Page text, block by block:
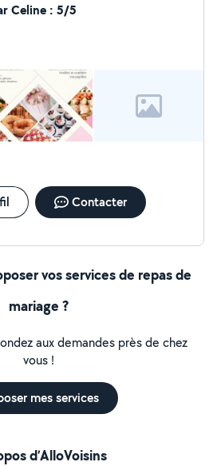
Celine : 5/5
Contacter
vos services de repas de
mariage ?
aux demandes près de chez
vous !
mes services
d’AlloVoisins